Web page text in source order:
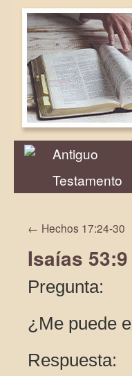
Antiguo
Testamento
← Hechos 17:24-30
Isaías 53:9
Pregunta:
¿Me puede
Respuesta: